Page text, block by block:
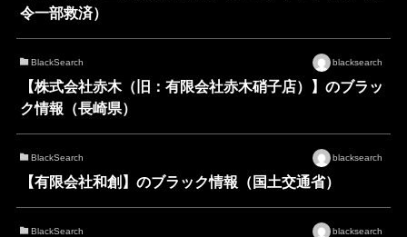
令一部救済）
BlackSearch blacksearch
【株式会社赤木（旧：有限会社赤木硝子店）】のブラッ
ク情報（長崎県）
BlackSearch blacksearch
【有限会社和創】のブラック情報（国土交通省）
BlackSearch blacksearch